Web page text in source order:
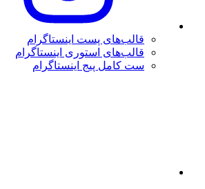
قالب‌های پست اینستاگرام
قالب‌های استوری اینستاگرام
ست کامل پیج اینستاگرام